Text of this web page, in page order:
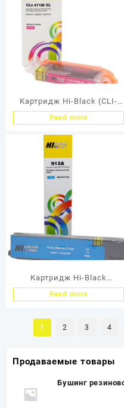
Картридж Hi-Black (CLI-
471XLM) для Canon
Magenta
Read more
Картридж Hi-Black
(F6T77AE) 913A для HP PW
Read more
1 2 3 4
Продаваемые товары
Бушинг